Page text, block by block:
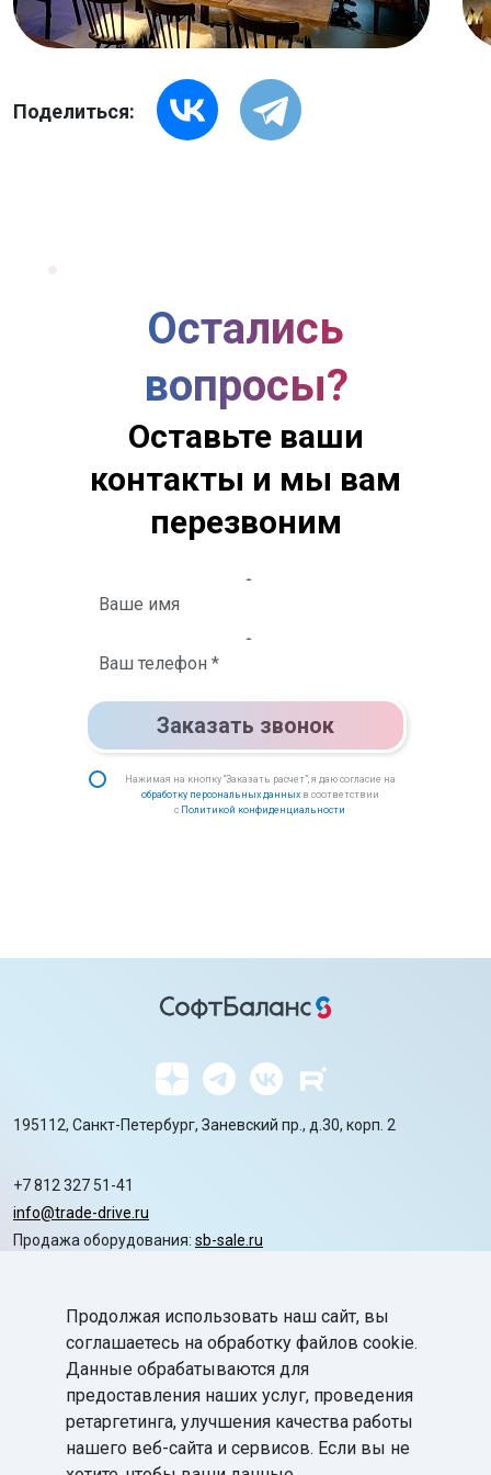
Поделиться:
Остались
вопросы?
Оставьте ваши
контакты и мы вам
перезвоним
Заказать звонок
Нажимая на кнопку “Заказать расчет”, я даю согласие на
обработку персональных данныхв соответствии
с Политикой конфиденциальности
195112, Санкт-Петербург, Заневский пр., д.30, корп. 2
+7 812 327 51-41
info@trade-drive.ru
Продажа оборудования: sb-sale.ru
Автоматизацияchevron_right
Маркировкаchevron_right
Поддержкаchevron_right
База знаний
Продолжая использовать наш сайт, вы
соглашаетесь на обработку файлов cookie.
Данные обрабатываются для
предоставления наших услуг, проведения
ретаргетинга, улучшения качества работы
нашего веб-сайта и сервисов. Если вы не